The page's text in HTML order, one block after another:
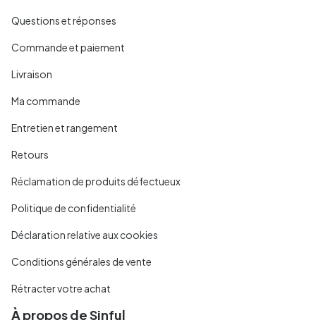
Questions et réponses
Commande et paiement
Livraison
Ma commande
Entretien et rangement
Retours
Réclamation de produits défectueux
Politique de confidentialité
Déclaration relative aux cookies
Conditions générales de vente
Rétracter votre achat
À propos de Sinful